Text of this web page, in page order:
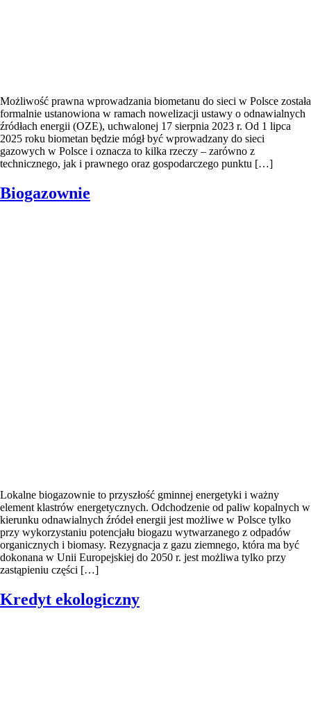
Możliwość prawna wprowadzania biometanu do sieci w Polsce została
formalnie ustanowiona w ramach nowelizacji ustawy o odnawialnych
źródłach energii (OZE), uchwalonej 17 sierpnia 2023 r. Od 1 lipca
2025 roku biometan będzie mógł być wprowadzany do sieci
gazowych w Polsce i oznacza to kilka rzeczy – zarówno z
technicznego, jak i prawnego oraz gospodarczego punktu […]
Biogazownie
Lokalne biogazownie to przyszłość gminnej energetyki i ważny
element klastrów energetycznych. Odchodzenie od paliw kopalnych w
kierunku odnawialnych źródeł energii jest możliwe w Polsce tylko
przy wykorzystaniu potencjału biogazu wytwarzanego z odpadów
organicznych i biomasy. Rezygnacja z gazu ziemnego, która ma być
dokonana w Unii Europejskiej do 2050 r. jest możliwa tylko przy
zastąpieniu części […]
Kredyt ekologiczny